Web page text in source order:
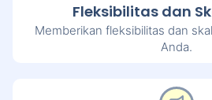
Fleksibilitas dan
Memberikan fleksibilitas dan
Anda.